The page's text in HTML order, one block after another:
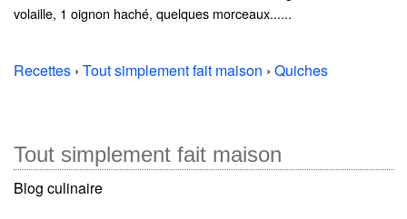
volaille, 1 oignon haché, quelques morceaux......
Recettes › Tout simplement fait maison › Quiches
Tout simplement fait maison
Blog culinaire